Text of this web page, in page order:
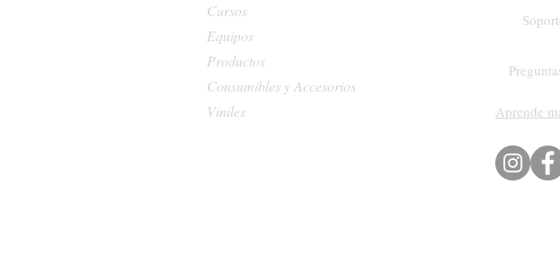
Cursos
Equipos
Productos
Consumibles y Accesorios
Viniles
Aprende